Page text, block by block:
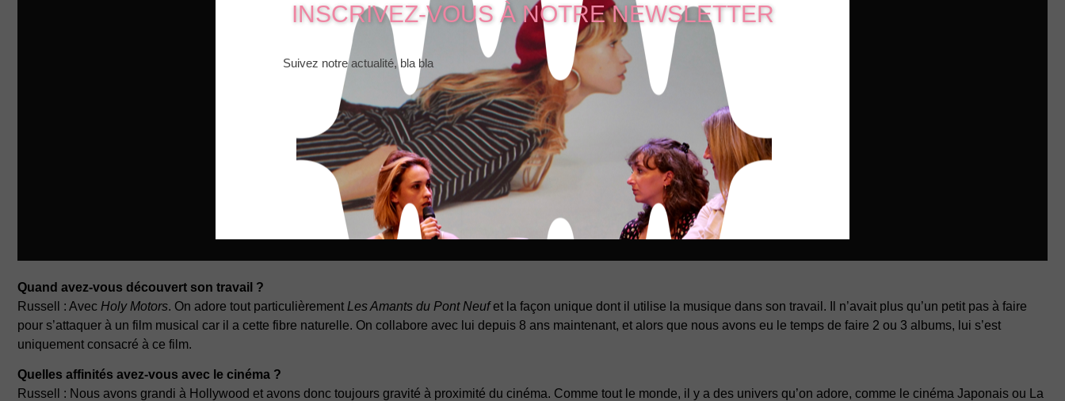
Quand avez-vous découvert son travail ?
Russell : Avec Holy Motors. On adore tout particulièrement Les Amants du Pont Neufet la façon unique dont il utilise la musique dans son travail. Il n’avait plus qu’un petit pas à faire
pour s’attaquer à un film musical car il a cette fibre naturelle. On collabore avec lui depuis 8 ans maintenant, et alors que nous avons eu le temps de faire 2 ou 3 albums, lui s’est
uniquement consacré à ce film.
Quelles affinités avez-vous avec le cinéma ?
Russell : Nous avons grandi à Hollywood et avons donc toujours gravité à proximité du cinéma. Comme tout le monde, il y a des univers qu’on adore, comme le cinéma Japonais ou La
INSCRIVEZ-VOUS À NOTRE NEWSLETTER
Suivez notre actualité, bla bla